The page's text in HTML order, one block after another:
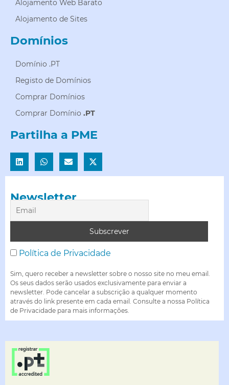
Alojamento Web Barato
Alojamento de Sites
Domínios
Domínio .PT
Registo de Domínios
Comprar Domínios
Comprar Domínio .PT
Partilha a PME
Newsletter
Política de Privacidade
Sim, quero receber a newsletter sobre o nosso site no meu email.
Os seus dados serão usados exclusivamente para enviar a
newsletter. Pode cancelar a subscrição a qualquer momento
através do link presente em cada email. Consulte a nossa Política
de Privacidade para mais informações.